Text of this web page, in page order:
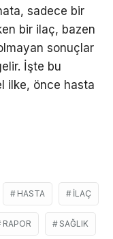
sadece bir
bir ilaç, bazen
sonuçlar
İşte bu
ilke, önce hasta
HASTA İLAÇ
RAPOR SAĞLIK